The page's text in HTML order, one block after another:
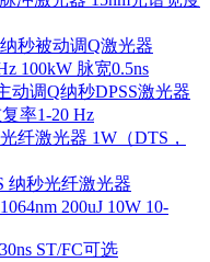
秒被动调Q激光器
100kW 脉宽0.5ns
动调Q纳秒DPSS激光器
率1-20 Hz
纤激光器 1W（DTS，
纳秒光纤激光器
200uJ 10W 10-
ST/FC可选